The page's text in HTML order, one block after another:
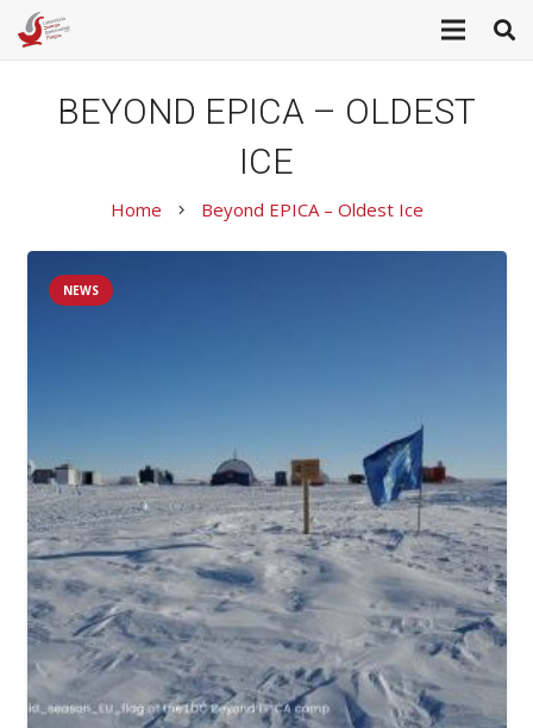
BEYOND EPICA – OLDEST
ICE
Home keyboard_arrow_right Beyond EPICA – Oldest Ice
NEWS